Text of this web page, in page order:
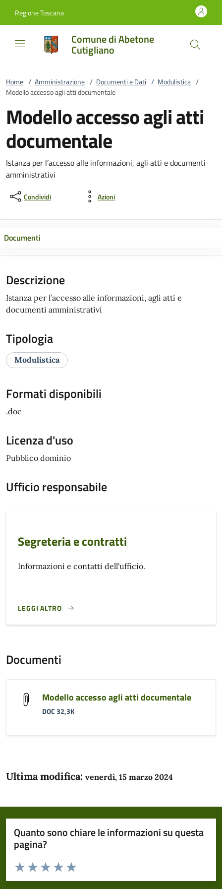
Regione Toscana
Comune di Abetone
Cutigliano
Home / Amministrazione / Documenti e Dati / Modulistica /
Modello accesso agli atti documentale
Modello accesso agli atti
documentale
Istanza per l’accesso alle informazioni, agli atti e documenti
amministrativi
Condividi Azioni
Documenti
Descrizione
Istanza per l’accesso alle informazioni, agli atti e
documenti amministrativi
Tipologia
Modulistica
Formati disponibili
.doc
Licenza d'uso
Pubblico dominio
Ufficio responsabile
Segreteria e contratti
Informazioni e contatti dell'ufficio.
LEGGI ALTRO
}
Documenti
Modello accesso agli atti documentale
DOC 32,3K
Ultima modifica: venerdì, 15 marzo 2024
Quanto sono chiare le informazioni su questa
pagina?
Domanda
Valuta da 1 a 5 stelle la pagina
Valuta 5 stelle su 5
Valuta 4 stelle su 5
Valuta 3 stelle su 5
Valuta 2 stelle su 5
Valuta 1 stelle su 5